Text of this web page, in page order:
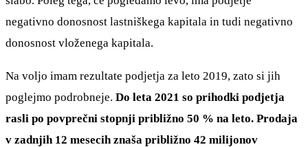
negativno donosnost lastniškega kapitala in tudi negativno
donosnost vloženega kapitala.
Na voljo imam rezultate podjetja za leto 2019, zato si jih
poglejmo podrobneje. Do leta 2021 so prihodki podjetja
rasli po povprečni stopnji približno 50 % na leto. Prodaja
v zadnjih 12 mesecih znaša približno 42 milijonov